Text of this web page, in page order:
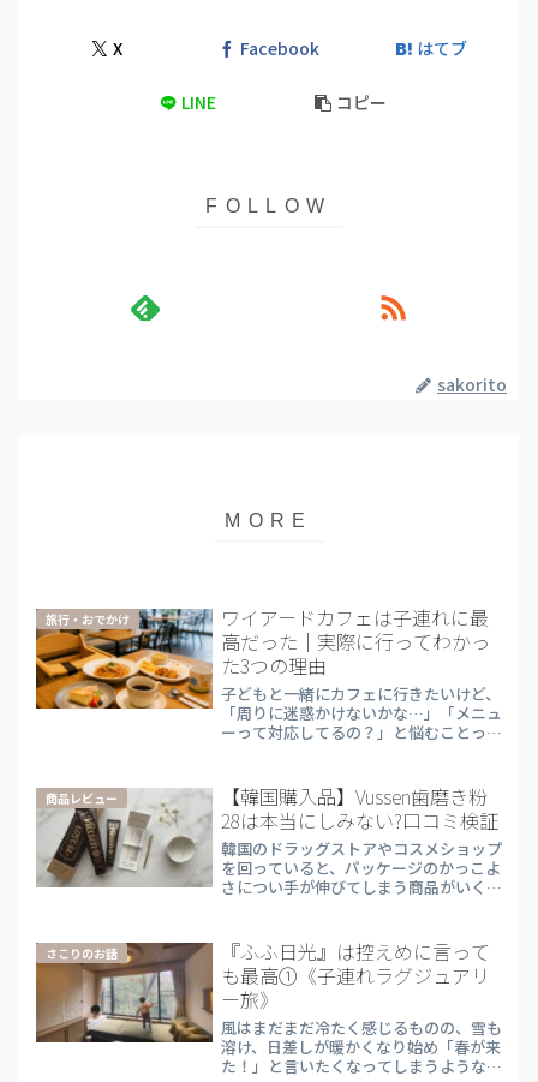
X Facebook はてブ
LINE コピー
sakorito
旅行・おでかけ
ワイアードカフェは子連れに最
高だった｜実際に行ってわかっ
た3つの理由
子どもと一緒にカフェに行きたいけど、
「周りに迷惑かけないかな…」「メニュ
ーって対応してるの？」と悩むことって
感”がかなり強いお店でした。今回はそ
の理由を、リアルな体験ベース...
商品レビュー
【韓国購入品】Vussen歯磨き粉
28は本当にしみない?口コミ検証
韓国のドラッグストアやコスメショップ
を回っていると、パッケージのかっこよ
さについ手が伸びてしまう商品がいくつ
ム）」が展開する歯磨き粉、
Vussen（ヴセン）28です。「...
さこりのお話
『ふふ日光』は控えめに言って
も最高①《子連れラグジュアリ
ー旅》
風はまだまだ冷たく感じるものの、雪も
溶け、日差しが暖かくなり始め「春が来
た！」と言いたくなってしまうような穏